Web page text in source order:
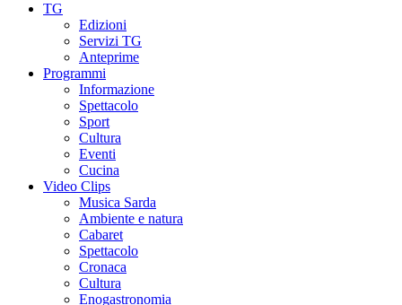
TG
Edizioni
Servizi TG
Anteprime
Programmi
Informazione
Spettacolo
Sport
Cultura
Eventi
Cucina
Video Clips
Musica Sarda
Ambiente e natura
Cabaret
Spettacolo
Cronaca
Cultura
Enogastronomia